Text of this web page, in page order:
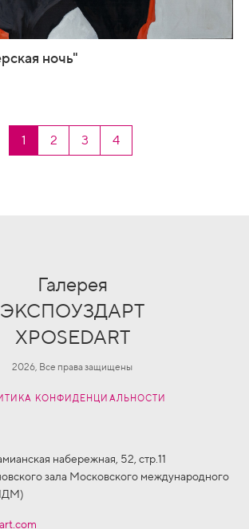
ночь"
1 2 3 4
Галерея
ЭКСПОУЗДАРТ
XPOSEDART
2026, Все права защищены
КОНФИДЕНЦИАЛЬНОСТИ
набережная, 52, стр.11
зала Московского международного